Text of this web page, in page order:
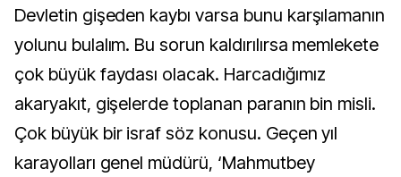
Devletin gişeden kaybı varsa bunu karşılamanın
yolunu bulalım. Bu sorun kaldırılırsa memlekete
çok büyük faydası olacak. Harcadığımız
akaryakıt, gişelerde toplanan paranın bin misli.
Çok büyük bir israf söz konusu. Geçen yıl
karayolları genel müdürü, ‘Mahmutbey